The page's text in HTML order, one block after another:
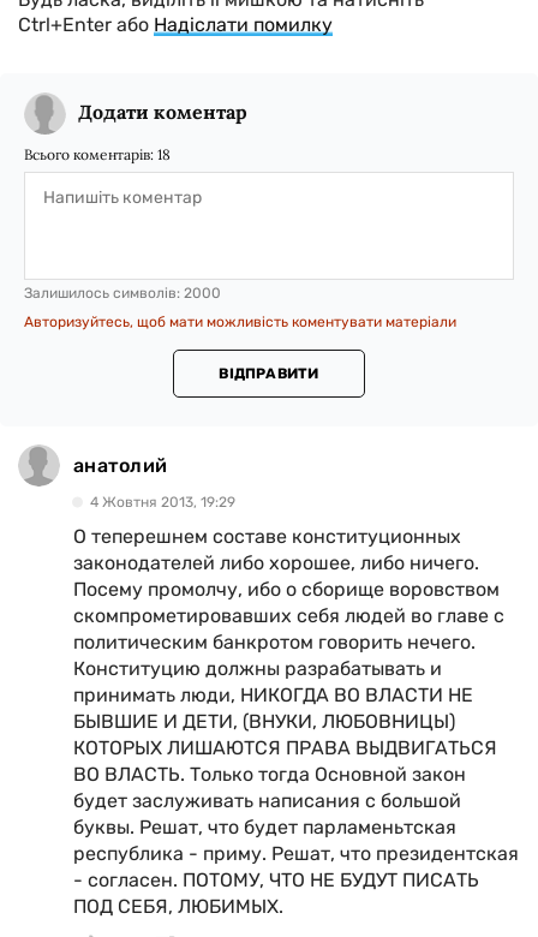
Ctrl+Enter або Надіслати помилку
Додати коментар
Всього коментарів: 18
Залишилось символів: 2000
Авторизуйтесь, щоб мати можливість коментувати матеріали
ВІДПРАВИТИ
анатолий
4 Жовтня 2013, 19:29
О теперешнем составе конституционных
законодателей либо хорошее, либо ничего.
Посему промолчу, ибо о сборище воровством
скомпрометировавших себя людей во главе с
политическим банкротом говорить нечего.
Конституцию должны разрабатывать и
принимать люди, НИКОГДА ВО ВЛАСТИ НЕ
БЫВШИЕ И ДЕТИ, (ВНУКИ, ЛЮБОВНИЦЫ)
КОТОРЫХ ЛИШАЮТСЯ ПРАВА ВЫДВИГАТЬСЯ
ВО ВЛАСТЬ. Только тогда Основной закон
будет заслуживать написания с большой
буквы. Решат, что будет парламеньтская
республика - приму. Решат, что президентская
- согласен. ПОТОМУ, ЧТО НЕ БУДУТ ПИСАТЬ
ПОД СЕБЯ, ЛЮБИМЫХ.